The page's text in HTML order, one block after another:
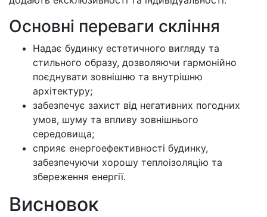
Основні переваги скління
Надає будинку естетичного вигляду та
стильного образу, дозволяючи гармонійно
поєднувати зовнішню та внутрішню
архітектуру;
забезпечує захист від негативних погодних
умов, шуму та впливу зовнішнього
середовища;
сприяє енергоефективності будинку,
забезпечуючи хорошу теплоізоляцію та
збереження енергії.
Висновок